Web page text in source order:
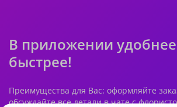
В приложении
быстрее!
Преимущества для Вас: оформляйте
обсуждайте все детали в чате с